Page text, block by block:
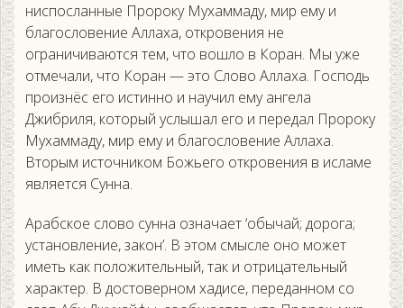
ниспосланные Пророку Мухаммаду, мир ему и
благословение Аллаха, откровения не
ограничиваются тем, что вошло в Коран. Мы уже
отмечали, что Коран — это Слово Аллаха. Господь
произнёс его истинно и научил ему ангела
Джибриля, который услышал его и передал Пророку
Мухаммаду, мир ему и благословение Аллаха.
Вторым источником Божьего откровения в исламе
является Сунна.
Арабское слово сунна означает ‘обычай; дорога;
установление, закон’. В этом смысле оно может
иметь как положительный, так и отрицательный
характер. В достоверном хадисе, переданном со